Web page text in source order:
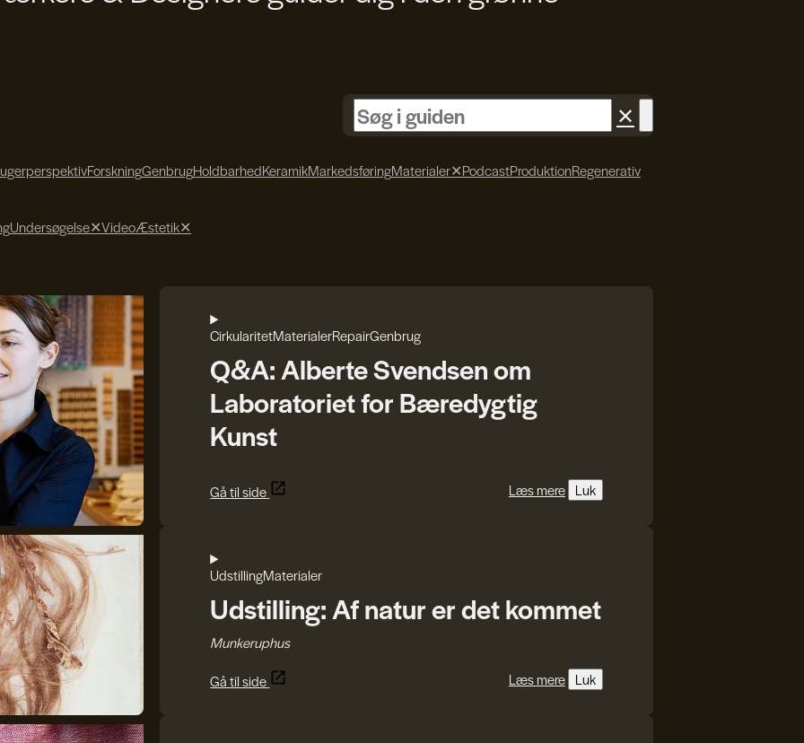
✕
ForskningGenbrugHoldbarhedKeramikMarkedsføringMaterialer✕PodcastProduktionRegenerativ
Undersøgelse✕VideoÆstetik✕
CirkularitetMaterialerRepairGenbrug
Q&A: Alberte Svendsen om
Laboratoriet for Bæredygtig
Kunst
Gå til side Læs mere Luk
UdstillingMaterialer
Udstilling: Af natur er det kommet
Munkeruphus
Gå til side
Læs mere Luk